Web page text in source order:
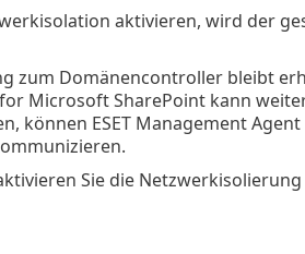
aktivieren, wird der
zum Domänencontroller bleibt
for Microsoft SharePoint kann
können ESET Management
Sie die